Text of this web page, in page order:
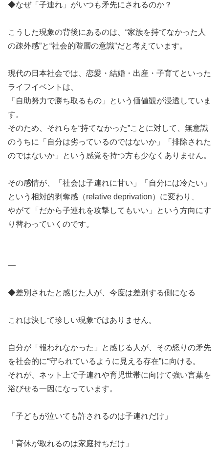
◆なぜ「子連れ」がいつも矛先にされるのか？
こうした現象の背後にあるのは、“家族を持てなかった人
の疎外感”と“社会的階層の意識”だと考えています。
現代の日本社会では、恋愛・結婚・出産・子育てといった
ライフイベントは、
「自助努力で勝ち取るもの」という価値観が浸透していま
す。
そのため、それらを“持てなかった”ことに対して、無意識
のうちに「自分は劣っているのではないか」「排除された
のではないか」という感覚を持つ方も少なくありません。
その感情が、「社会は子連れに甘い」「自分には冷たい」
という相対的剥奪感（relative deprivation）に変わり、
やがて「だから子連れを攻撃してもいい」という方向にす
り替わっていくのです。
—
◆差別されたと感じた人が、今度は差別する側になる
これは決して珍しい現象ではありません。
自分が「報われなかった」と感じる人が、その怒りの矛先
を社会的に“守られているように見える存在”に向ける。
それが、ネット上で子連れや育児世帯に向けて強い言葉を
浴びせる一因になっています。
「子どもが泣いても許されるのは子連れだけ」
「育休が取れるのは家庭持ちだけ」